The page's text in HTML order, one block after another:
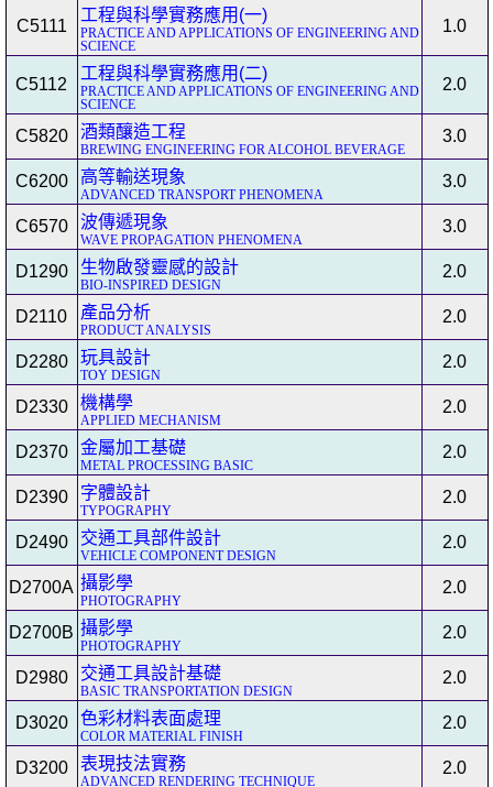
C5111
工程與科學實務應用(一)
PRACTICE AND APPLICATIONS OF ENGINEERING AND
SCIENCE
1.0
C5112
工程與科學實務應用(二)
PRACTICE AND APPLICATIONS OF ENGINEERING AND
SCIENCE
2.0
C5820 酒類釀造工程
BREWING ENGINEERING FOR ALCOHOL BEVERAGE
3.0
C6200 高等輸送現象
ADVANCED TRANSPORT PHENOMENA
3.0
C6570 波傳遞現象
WAVE PROPAGATION PHENOMENA
3.0
D1290 生物啟發靈感的設計
BIO-INSPIRED DESIGN
2.0
D2110 產品分析
PRODUCT ANALYSIS
2.0
D2280 玩具設計
TOY DESIGN
2.0
D2330 機構學
APPLIED MECHANISM
2.0
D2370 金屬加工基礎
METAL PROCESSING BASIC
2.0
D2390 字體設計
TYPOGRAPHY
2.0
D2490 交通工具部件設計
VEHICLE COMPONENT DESIGN
2.0
D2700A 攝影學
PHOTOGRAPHY
2.0
D2700B 攝影學
PHOTOGRAPHY
2.0
D2980 交通工具設計基礎
BASIC TRANSPORTATION DESIGN
2.0
D3020 色彩材料表面處理
COLOR MATERIAL FINISH
2.0
D3200 表現技法實務
ADVANCED RENDERING TECHNIQUE
2.0